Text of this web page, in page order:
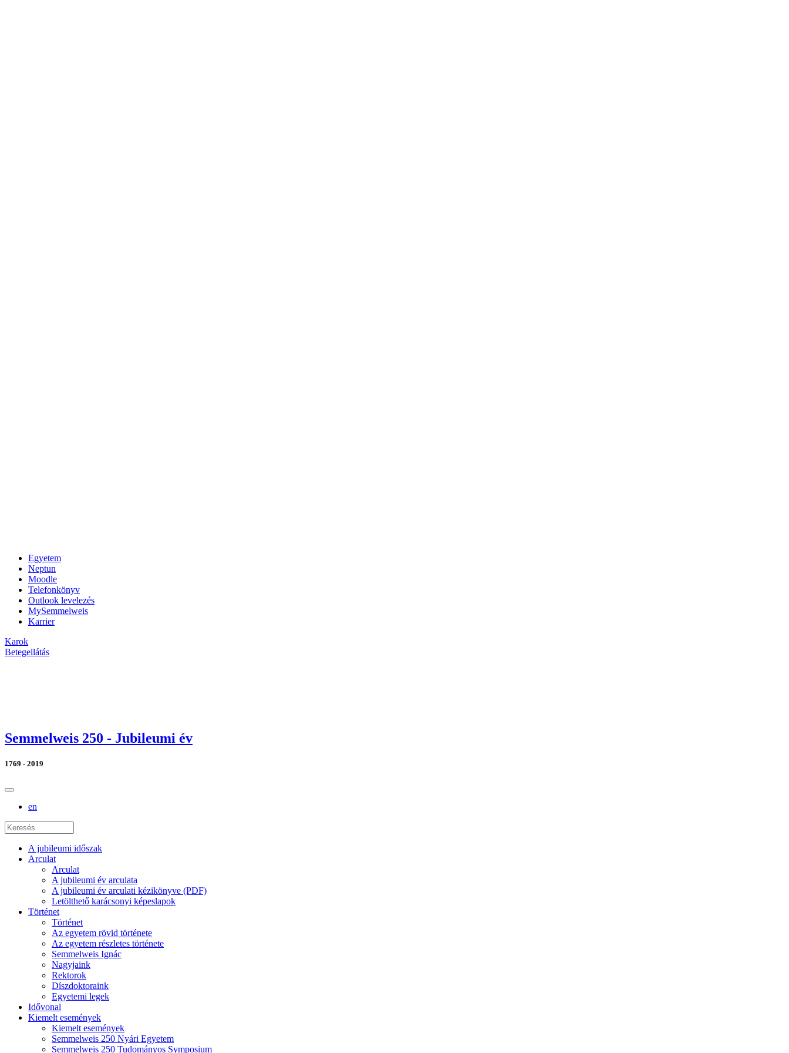
Egyetem
Neptun
Moodle
Telefonkönyv
Outlook levelezés
MySemmelweis
Karrier
Karok
Betegellátás
Semmelweis 250 - Jubileumi év
1769 - 2019
en
A jubileumi időszak
Arculat
Arculat
A jubileumi év arculata
A jubileumi év arculati kézikönyve (PDF)
Letölthető karácsonyi képeslapok
Történet
Történet
Az egyetem rövid története
Az egyetem részletes története
Semmelweis Ignác
Nagyjaink
Rektorok
Díszdoktoraink
Egyetemi legek
Idővonal
Kiemelt események
Kiemelt események
Semmelweis 250 Nyári Egyetem
Semmelweis 250 Tudományos Symposium